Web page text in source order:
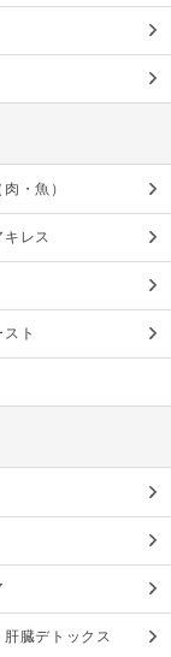
・魚）
レス
ト
臓デトックス